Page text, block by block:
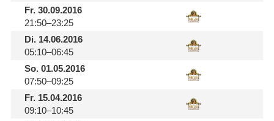
Fr.30.09.2016
21:50–23:25
Di.14.06.2016
05:10–06:45
So.01.05.2016
07:50–09:25
Fr.15.04.2016
09:10–10:45